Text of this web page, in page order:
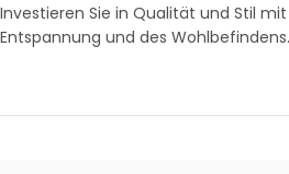
Investieren Sie in Qualität und Stil
Entspannung und des Wohlbefindens.